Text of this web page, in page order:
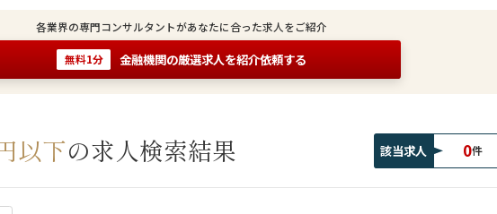
各業界の専門コンサルタントがあなたに合った求人をご紹介
無料1分 金融機関の厳選求人を紹介依頼する
以下の求人検索結果 該当求人 0件